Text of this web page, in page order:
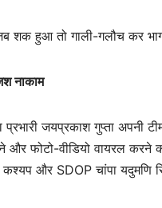
शक हुआ तो गाली-गलौच कर
नाकाम
प्रभारी जयप्रकाश गुप्ता अपनी
फोटो-वीडियो वायरल करने
और SDOP चांपा यदुमणि